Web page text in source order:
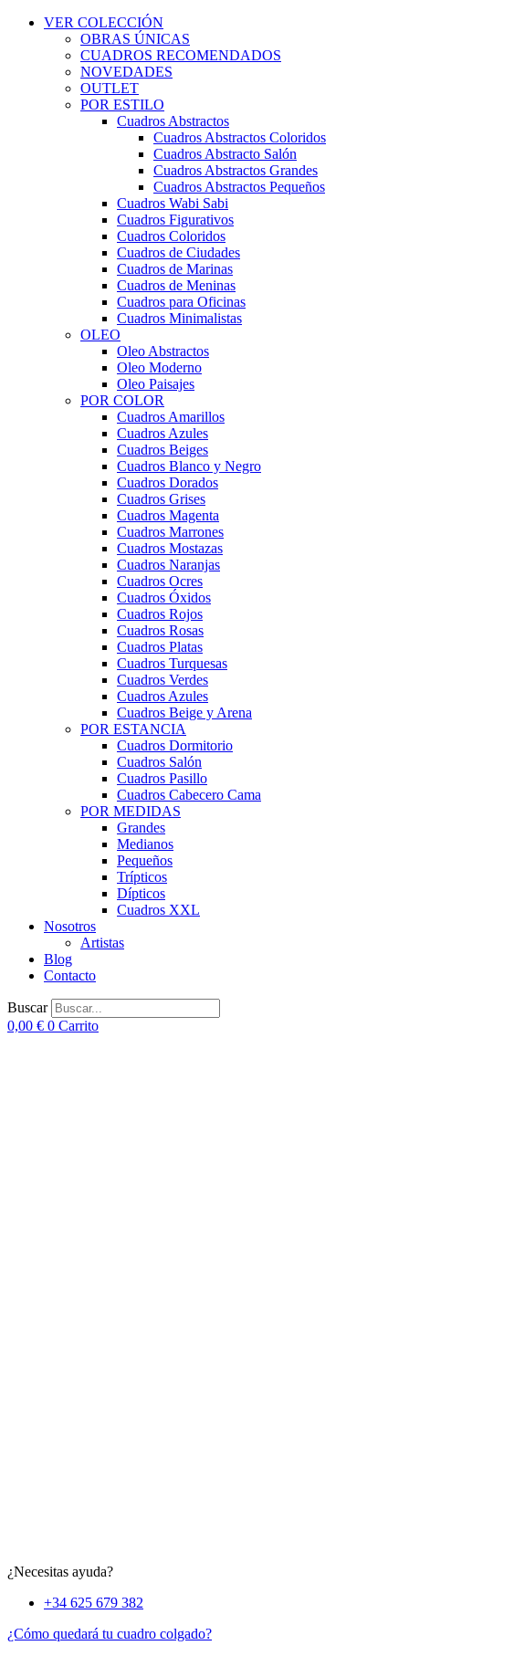
VER COLECCIÓN
OBRAS ÚNICAS
CUADROS RECOMENDADOS
NOVEDADES
OUTLET
POR ESTILO
Cuadros Abstractos
Cuadros Abstractos Coloridos
Cuadros Abstracto Salón
Cuadros Abstractos Grandes
Cuadros Abstractos Pequeños
Cuadros Wabi Sabi
Cuadros Figurativos
Cuadros Coloridos
Cuadros de Ciudades
Cuadros de Marinas
Cuadros de Meninas
Cuadros para Oficinas
Cuadros Minimalistas
OLEO
Oleo Abstractos
Oleo Moderno
Oleo Paisajes
POR COLOR
Cuadros Amarillos
Cuadros Azules
Cuadros Beiges
Cuadros Blanco y Negro
Cuadros Dorados
Cuadros Grises
Cuadros Magenta
Cuadros Marrones
Cuadros Mostazas
Cuadros Naranjas
Cuadros Ocres
Cuadros Óxidos
Cuadros Rojos
Cuadros Rosas
Cuadros Platas
Cuadros Turquesas
Cuadros Verdes
Cuadros Azules
Cuadros Beige y Arena
POR ESTANCIA
Cuadros Dormitorio
Cuadros Salón
Cuadros Pasillo
Cuadros Cabecero Cama
POR MEDIDAS
Grandes
Medianos
Pequeños
Trípticos
Dípticos
Cuadros XXL
Nosotros
Artistas
Blog
Contacto
Buscar
0,00 € 0 Carrito
¿Necesitas ayuda?
+34 625 679 382
¿Cómo quedará tu cuadro colgado?